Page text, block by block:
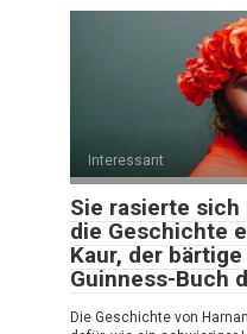
Interessant
Sie rasierte
die Geschichte
Kaur, der
Guinness-Buch
Die Geschichte von